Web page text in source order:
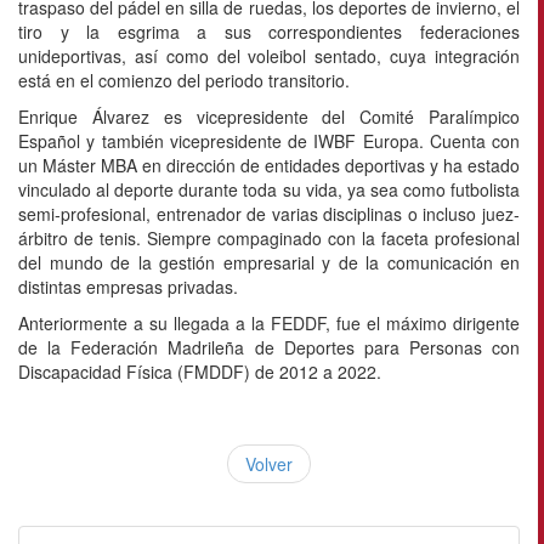
traspaso del pádel en silla de ruedas, los deportes de invierno, el
tiro y la esgrima a sus correspondientes federaciones
unideportivas, así como del voleibol sentado, cuya integración
está en el comienzo del periodo transitorio.
Enrique Álvarez es vicepresidente del Comité Paralímpico
Español y también vicepresidente de IWBF Europa. Cuenta con
un Máster MBA en dirección de entidades deportivas y ha estado
vinculado al deporte durante toda su vida, ya sea como futbolista
semi-profesional, entrenador de varias disciplinas o incluso juez-
árbitro de tenis. Siempre compaginado con la faceta profesional
del mundo de la gestión empresarial y de la comunicación en
distintas empresas privadas.
Anteriormente a su llegada a la FEDDF, fue el máximo dirigente
de la Federación Madrileña de Deportes para Personas con
Discapacidad Física (FMDDF) de 2012 a 2022.
Volver